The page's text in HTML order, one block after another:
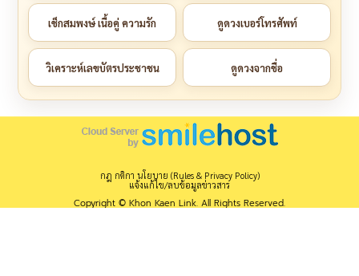
เช็กสมพงษ์ เนื้อคู่ ความรัก ดูดวงเบอร์โทรศัพท์
วิเคราะห์เลขบัตรประชาชน ดูดวงจากชื่อ
กฎ กติกา นโยบาย (Rules & Privacy Policy)
แจ้งแก้ไข/ลบข้อมูลข่าวสาร
Copyright © Khon Kaen Link. All Rights Reserved.